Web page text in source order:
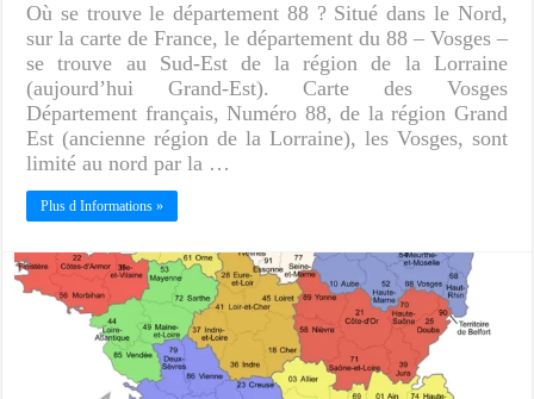
Où se trouve le département 88 ? Situé dans le Nord,
sur la carte de France, le département du 88 – Vosges –
se trouve au Sud-Est de la région de la Lorraine
(aujourd’hui Grand-Est). Carte des Vosges
Département français, Numéro 88, de la région Grand
Est (ancienne région de la Lorraine), les Vosges, sont
limité au nord par la …
Plus d Informations »